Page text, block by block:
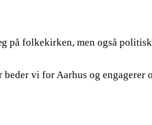
på folkekirken, men også
vi for Aarhus og